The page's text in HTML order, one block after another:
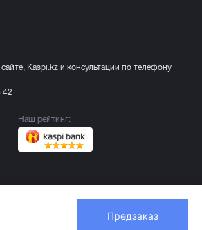
Предзаказ
Kaspi.kz и консультации по телефону
42
Наш рейтинг:
Эврика», БИН 120140015907